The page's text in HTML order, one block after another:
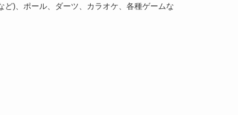
)、ポール、ダーツ、カラオケ、各種ゲームな